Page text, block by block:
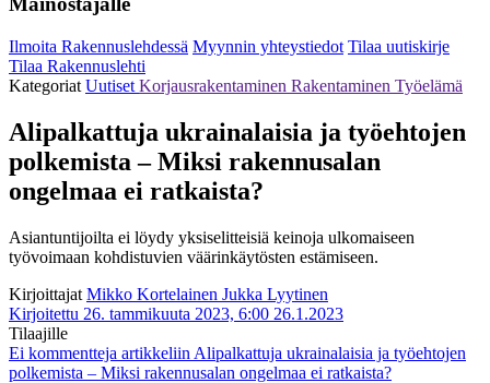
Ilmoita Rakennuslehdessä Myynnin yhteystiedot Tilaa uutiskirje
Tilaa Rakennuslehti
Kategoriat Uutiset Korjausrakentaminen Rakentaminen Työelämä
Alipalkattuja ukrainalaisia ja työehtojen
polkemista – Miksi rakennusalan
ongelmaa ei ratkaista?
Asiantuntijoilta ei löydy yksiselitteisiä keinoja ulkomaiseen
työvoimaan kohdistuvien väärinkäytösten estämiseen.
Kirjoittajat Mikko Kortelainen Jukka Lyytinen
Kirjoitettu 26. tammikuuta 2023, 6:00 26.1.2023
Tilaajille
Ei kommentteja artikkeliin Alipalkattuja ukrainalaisia ja työehtojen
polkemista – Miksi rakennusalan ongelmaa ei ratkaista?